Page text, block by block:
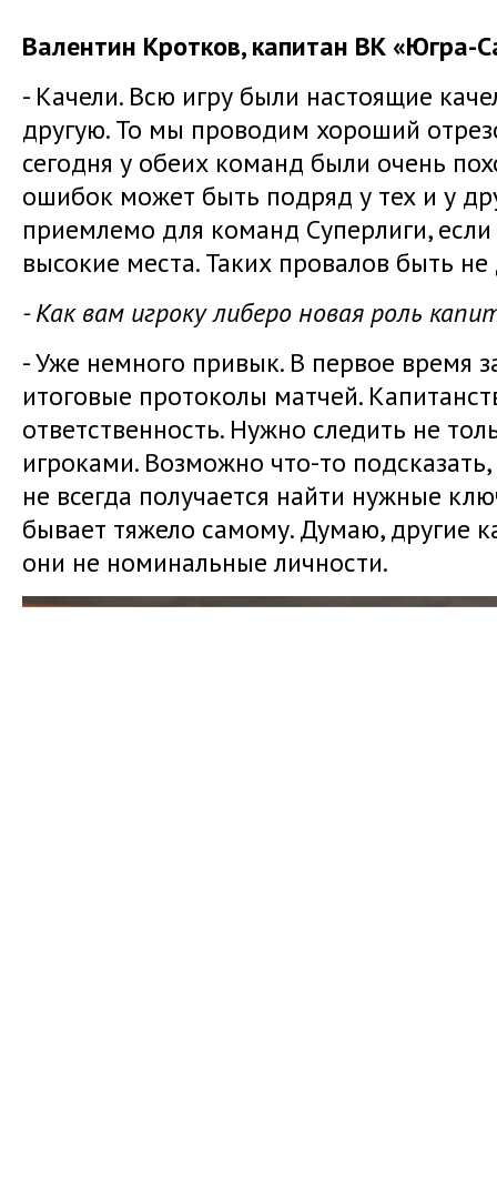
Валентин Кротков, капитан ВК «Югра-
- Качели. Всю игру были настоящие
другую. То мы проводим хороший
сегодня у обеих команд были очень
ошибок может быть подряд у тех и у
приемлемо для команд Суперлиги,
высокие места. Таких провалов быть
- Как вам игроку либеро новая роль
- Уже немного привык. В первое время
итоговые протоколы матчей.
ответственность. Нужно следить не
игроками. Возможно что-то
не всегда получается найти нужные
бывает тяжело самому. Думаю, другие
они не номинальные личности.